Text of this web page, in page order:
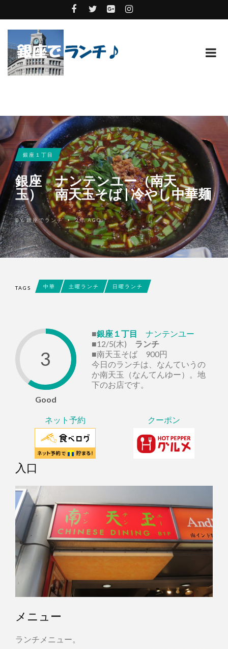
銀座１丁目
銀座 ナンテンユー（南天
玉） 南天玉そば | 冷やし中華麺
BY銀座でランチ •2年 AGO
TAGS 中華 土曜ランチ 日曜ランチ
3
Good
■銀座１丁目
ナンテンユー
■12/5(木) ランチ
■南天玉そば 900円
今日のランチは、なんていうの
か南天玉（なんてんゆー）。地
下のお店です。
ネット予約 クーポン
入口
メニュー
ランチメニュー。